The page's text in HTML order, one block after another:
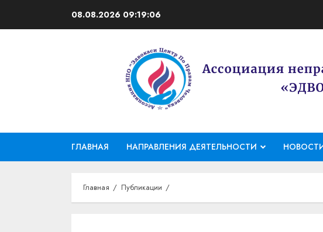
08.08.2026 09:19:06
ГЛАВНАЯ НАПРАВЛЕНИЯ ДЕЯТЕЛЬНОСТИ
Главная Публикации